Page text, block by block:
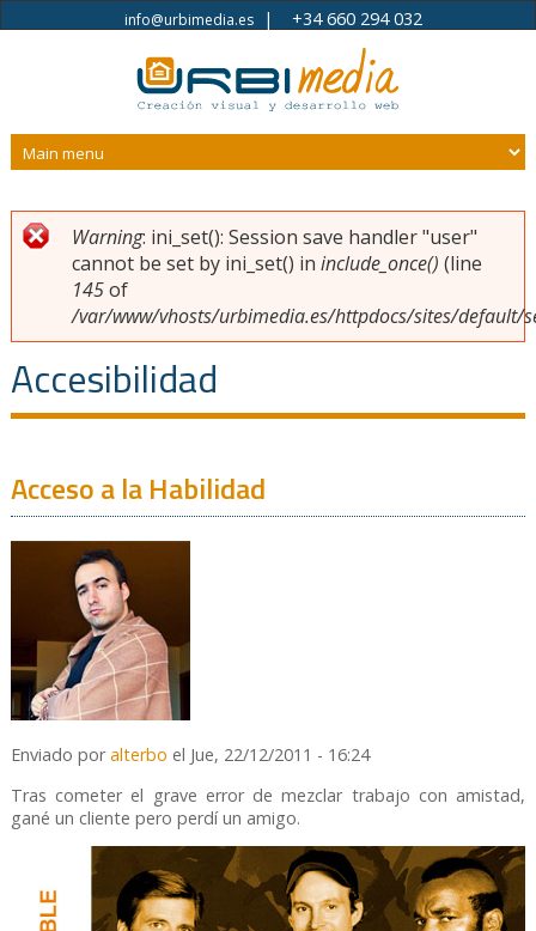
Pasar al contenido principal
info@urbimedia.es| +34 660 294 032
Usted está aquí
Mensaje de error
Warning: ini_set(): Session save handler "user"
cannot be set by ini_set() in include_once() (line
145of
/var/www/vhosts/urbimedia.es/httpdocs/sites/default/
Accesibilidad
Acceso a la Habilidad
Enviado poralterbo el Jue, 22/12/2011 - 16:24
Tras cometer el grave error de mezclar trabajo con amistad,
gané un cliente pero perdí un amigo.